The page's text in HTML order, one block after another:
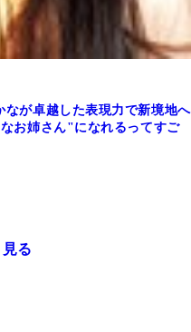
が卓越した表現力で新境地へ
お姉さん"になれるってすご
る